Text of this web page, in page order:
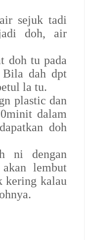
sejuk tadi
doh, air
doh tu pada
Bila dah dpt
la tu.
plastic dan
dalam
doh
ni dengan
lembut
kering kalau